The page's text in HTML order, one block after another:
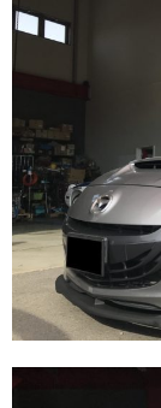
プ